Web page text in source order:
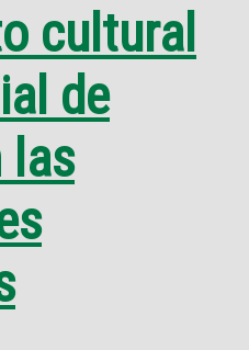
cultural
de
las